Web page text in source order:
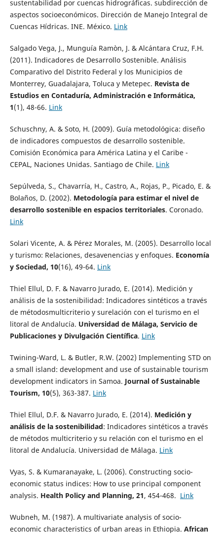
sustentabilidad por cuencas hidrográficas. subdirección de
aspectos socioeconómicos. Dirección de Manejo Integral de
Cuencas Hídricas. INE. México. Link
Salgado Vega, J., Munguía Ramòn, J. & Alcántara Cruz, F.H.
(2011). Indicadores de Desarrollo Sostenible. Análisis
Comparativo del Distrito Federal y los Municipios de
Monterrey, Guadalajara, Toluca y Metepec. Revista de
Estudios en Contaduría, Administración e Informática,
1(1), 48-66. Link
Schuschny, A. & Soto, H. (2009). Guía metodológica: diseño
de indicadores compuestos de desarrollo sostenible.
Comisión Económica para América Latina y el Caribe -
CEPAL, Naciones Unidas. Santiago de Chile. Link
Sepúlveda, S., Chavarría, H., Castro, A., Rojas, P., Picado, E. &
Bolaños, D. (2002). Metodología para estimar el nivel de
desarrollo sostenible en espacios territoriales. Coronado.
Link
Solari Vicente, A. & Pérez Morales, M. (2005). Desarrollo local
y turismo: Relaciones, desavenencias y enfoques. Economía
y Sociedad, 10(16), 49-64. Link
Thiel Ellul, D. F. & Navarro Jurado, E. (2014). Medición y
análisis de la sostenibilidad: Indicadores sintéticos a través
de métodosmulticriterio y surelación con el turismo en el
litoral de Andalucía. Universidad de Málaga, Servicio de
Publicaciones y Divulgación Científica. Link
Twining-Ward, L. & Butler, R.W. (2002) Implementing STD on
a small island: development and use of sustainable tourism
development indicators in Samoa. Journal of Sustainable
Tourism, 10(5), 363-387. Link
Thiel Ellul, D.F. & Navarro Jurado, E. (2014). Medición y
análisis de la sostenibilidad: Indicadores sintéticos a través
de métodos multicriterio y su relación con el turismo en el
litoral de Andalucía. Universidad de Málaga. Link
Vyas, S. & Kumaranayake, L. (2006). Constructing socio-
economic status indices: How to use principal component
analysis. Health Policy and Planning, 21, 454-468. Link
Wubneh, M. (1987). A multivariate analysis of socio-
economic characteristics of urban areas in Ethiopia. African